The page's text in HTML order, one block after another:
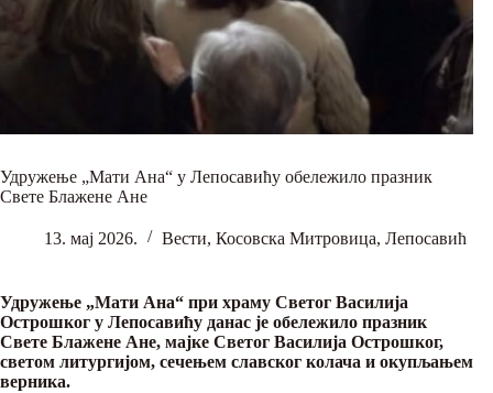
Удружење „Мати Ана“ у Лепосавићу обележило празник
Свете Блажене Ане
13. мај 2026. Вести, Косовска Митровица, Лепосавић
Удружење „Мати Ана“ при храму Светог Василија
Острошког у Лепосавићу данас је обележило празник
Свете Блажене Ане, мајке Светог Василија Острошког,
светом литургијом, сечењем славског колача и окупљањем
верника.